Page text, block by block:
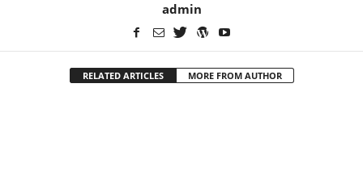
admin
RELATED ARTICLES MORE FROM AUTHOR